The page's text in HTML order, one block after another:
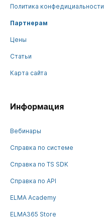
Политика конфедициальности
Партнерам
Цены
Статьи
Карта сайта
Информация
Вебинары
Справка по системе
Справка по TS SDK
Справка по API
ELMA Academy
ELMA365 Store